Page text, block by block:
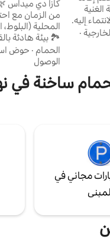
إليه.
وكأنك
وأن
وأن
·
من الزمان مع
المحلية (البلوط،
🏞️ بيئة هادئة
طبيعية تؤدي إلى
واعي بيئيًا 🌾
فقط
لقضاء عطلات
الحمام · حوض
الوصول
ساخنة في
مجاني في